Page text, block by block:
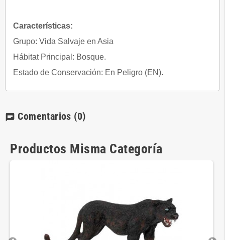
Características:
Grupo: Vida Salvaje en Asia
Hábitat Principal: Bosque.
Estado de Conservación: En Peligro (EN).
chat Comentarios (0)
Productos Misma Categoría